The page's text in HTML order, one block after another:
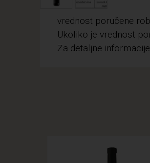
vrednost poručene
Ukoliko je vrednost
Za detaljne